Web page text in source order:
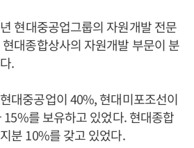
현대중공업그룹의 자원개발 전문
대종합상사의 자원개발 부문이 분
.
대중공업이 40%, 현대미포조선이
를 보유하고 있었다. 현대종합
분 10%를 갖고 있었다.